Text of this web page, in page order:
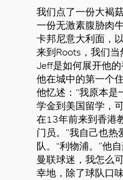
我们点了一份大褐
一份无激素腹胁肉
卡邦尼意大利面，
来到Roots，我们
Jeff是如何展开他
他在城中的第一个
他忆述：“我原本是
学金到美国留学，
在13年前来到香港
门员。”我自己也
队。“利物浦。”他
曼联球迷，我怎么
幸地，除了球队口